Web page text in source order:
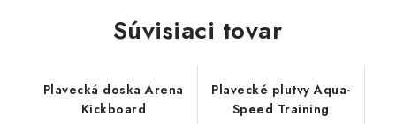
Súvisiaci tovar
Plavecká doska Arena
Kickboard
Plavecké plutvy Aqua-
Speed Training